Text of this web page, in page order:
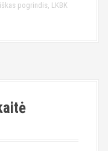
pogrindis, LKBK